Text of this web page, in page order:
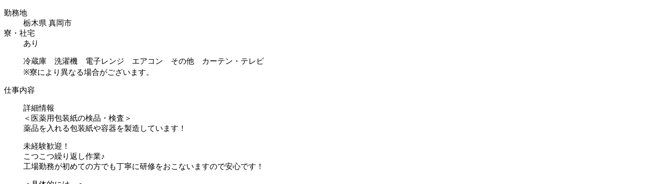
勤務地
栃木県 真岡市
寮・社宅
あり
冷蔵庫 洗濯機 電子レンジ エアコン その他 カーテン・テレビ
※寮により異なる場合がございます。
仕事内容
詳細情報
＜医薬用包装紙の検品・検査＞
薬品を入れる包装紙や容器を製造しています！
未経験歓迎！
こつこつ繰り返し作業♪
工場勤務が初めての方でも丁寧に研修をおこないますので安心です！